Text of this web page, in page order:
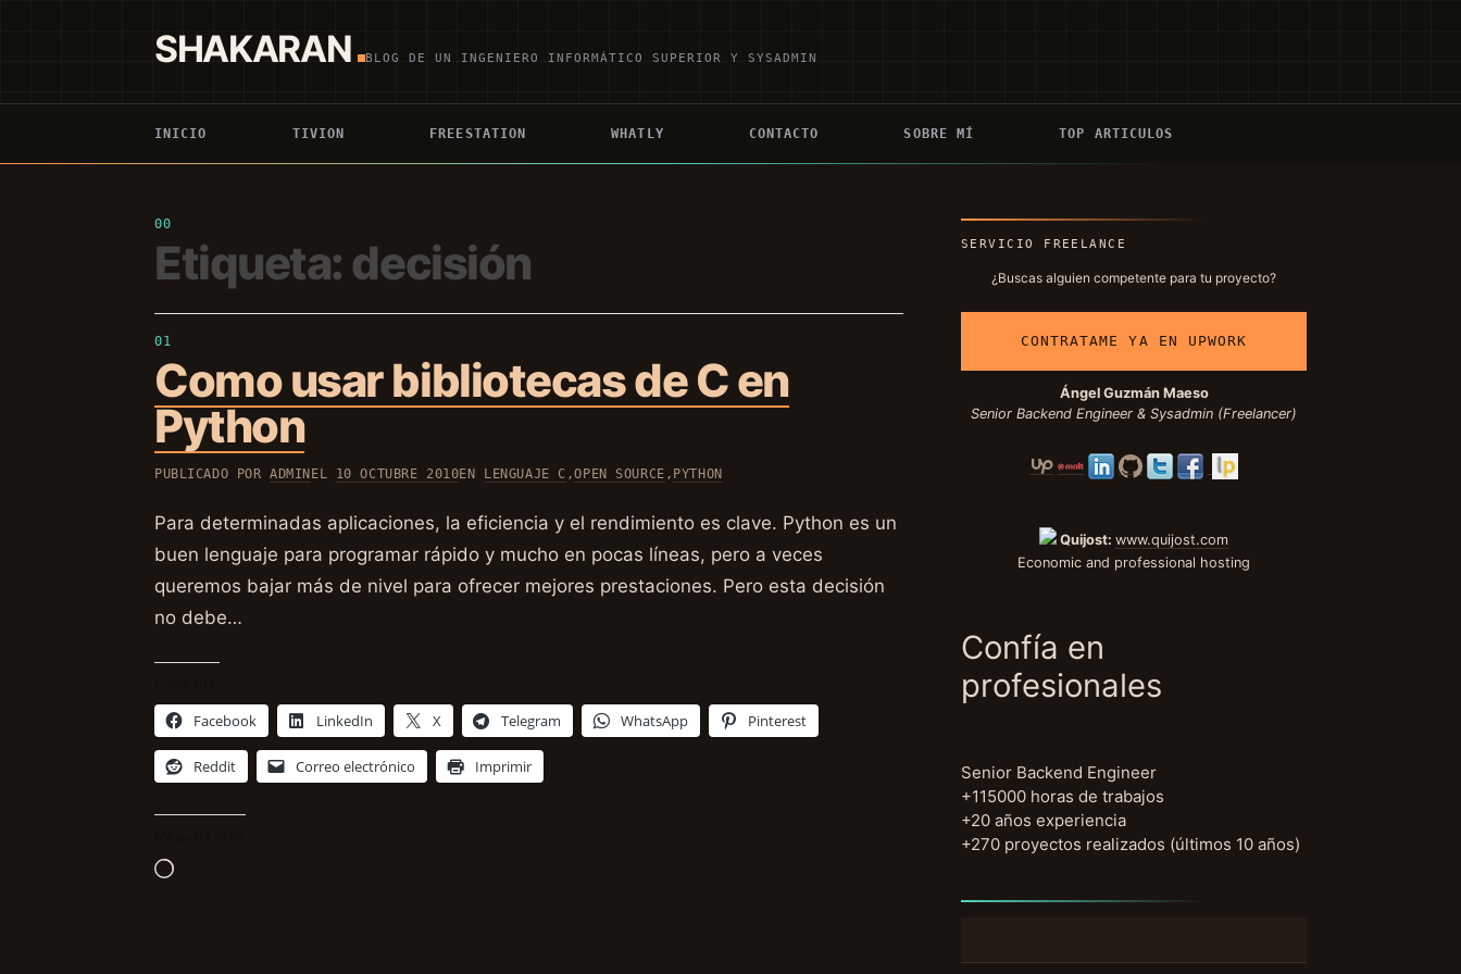
SHAKARAN BLOG DE UN INGENIERO INFORMÁTICO SUPERIOR Y SYSADMIN
INICIO TIVION FREESTATION WHATLY CONTACTO SOBRE MÍ TOP ARTICULOS
Etiqueta: decisión
Como usar bibliotecas de C en
Python
PUBLICADO PORADMINEL 10 OCTUBRE 2010EN LENGUAJE C ,OPEN SOURCE , PYTHON
Para determinadas aplicaciones, la eficiencia y el rendimiento es clave. Python es un
buen lenguaje para programar rápido y mucho en pocas líneas, pero a veces
queremos bajar más de nivel para ofrecer mejores prestaciones. Pero esta decisión
no debe…
Facebook LinkedIn X Telegram WhatsApp Pinterest
Reddit Correo electrónico Imprimir
Cargando...
SERVICIO FREELANCE
¿Buscas alguien competente para tu proyecto?
CONTRATAME YA EN UPWORK
Ángel Guzmán Maeso
Senior Backend Engineer & Sysadmin (Freelancer)
Quijost: www.quijost.com
Economic and professional hosting
Confía en
profesionales
Senior Backend Engineer
+115000 horas de trabajos
+20 años experiencia
+270 proyectos realizados (últimos 10 años)